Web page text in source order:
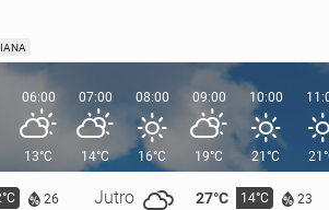
26 Jutro 27°C 14°C 23
06:00
13°C
07:00
14°C
08:00
16°C
09:00
19°C
10:00
21°C